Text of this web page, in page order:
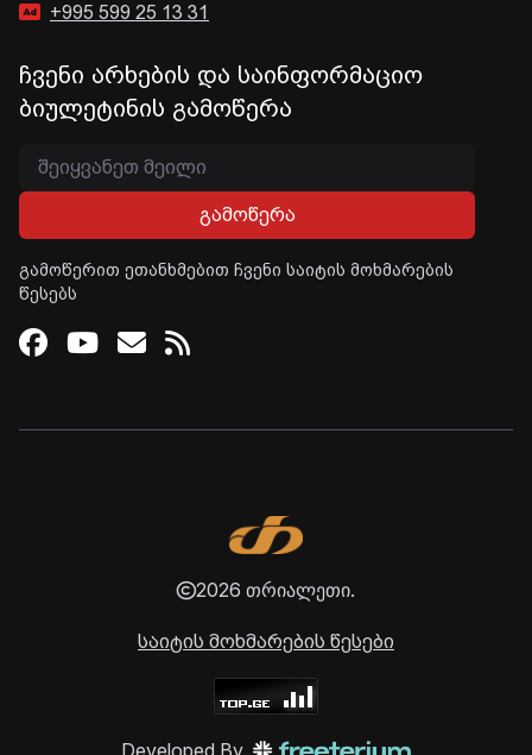
+995 599 25 13 31
ჩვენი არხების და საინფორმაციო
ბიულეტინის გამოწერა
გამოწერა
გამოწერით ეთანხმებით ჩვენი საიტის მოხმარების
წესებს
Facebook
Youtube
Email
RSS
2026 თრიალეთი.
საიტის მოხმარების წესები